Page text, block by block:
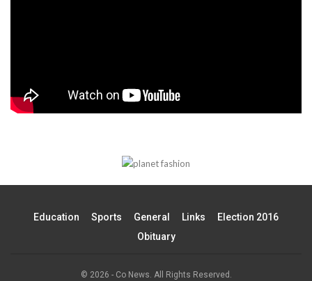
Education Sports General Links
Election 2016
Obituary
© 2026 - Co News. All Rights Reserved.